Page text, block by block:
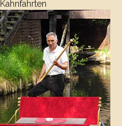
Kahnfahrten